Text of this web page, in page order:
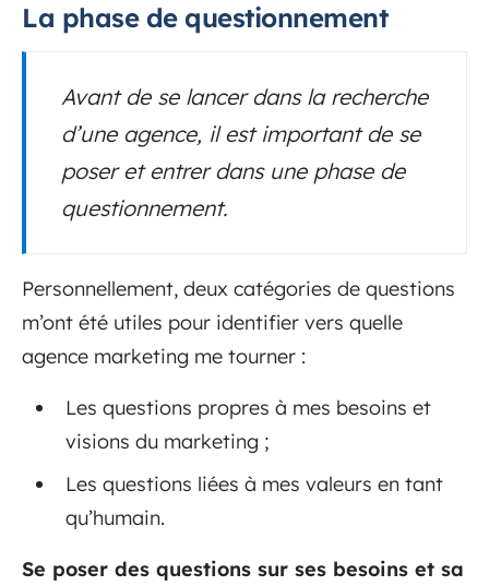
La phase de questionnement
Avant de se lancer dans la recherche
d’une agence, il est important de se
poser et entrer dans une phase de
questionnement.
Personnellement, deux catégories de questions
m’ont été utiles pour identifier vers quelle
agence marketing me tourner :
Les questions propres à mes besoins et
visions du marketing ;
Les questions liées à mes valeurs en tant
qu’humain.
Se poser des questions sur ses besoins et sa